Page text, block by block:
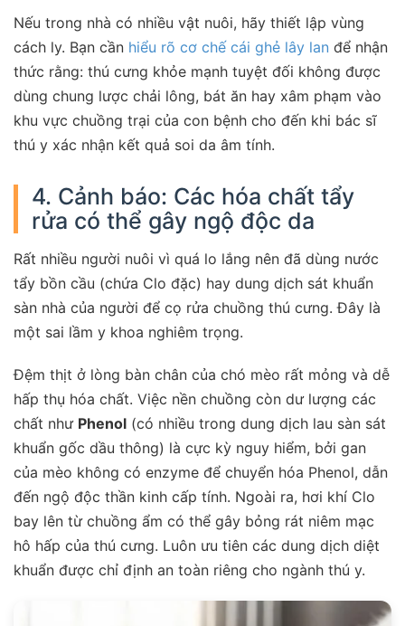
Nếu trong nhà có nhiều vật nuôi, hãy thiết lập vùng
cách ly. Bạn cần hiểu rõ cơ chế cái ghẻ lây lan để nhận
thức rằng: thú cưng khỏe mạnh tuyệt đối không được
dùng chung lược chải lông, bát ăn hay xâm phạm vào
khu vực chuồng trại của con bệnh cho đến khi bác sĩ
thú y xác nhận kết quả soi da âm tính.
4. Cảnh báo: Các hóa chất tẩy
rửa có thể gây ngộ độc da
Rất nhiều người nuôi vì quá lo lắng nên đã dùng nước
tẩy bồn cầu (chứa Clo đặc) hay dung dịch sát khuẩn
sàn nhà của người để cọ rửa chuồng thú cưng. Đây là
một sai lầm y khoa nghiêm trọng.
Đệm thịt ở lòng bàn chân của chó mèo rất mỏng và dễ
hấp thụ hóa chất. Việc nền chuồng còn dư lượng các
chất như Phenol (có nhiều trong dung dịch lau sàn sát
khuẩn gốc dầu thông) là cực kỳ nguy hiểm, bởi gan
của mèo không có enzyme để chuyển hóa Phenol, dẫn
đến ngộ độc thần kinh cấp tính. Ngoài ra, hơi khí Clo
bay lên từ chuồng ẩm có thể gây bỏng rát niêm mạc
hô hấp của thú cưng. Luôn ưu tiên các dung dịch diệt
khuẩn được chỉ định an toàn riêng cho ngành thú y.